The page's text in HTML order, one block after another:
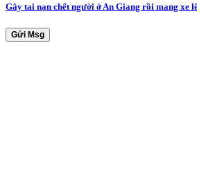
Gây tai nạn chết người ở An Giang rồi mang xe
Gửi Msg